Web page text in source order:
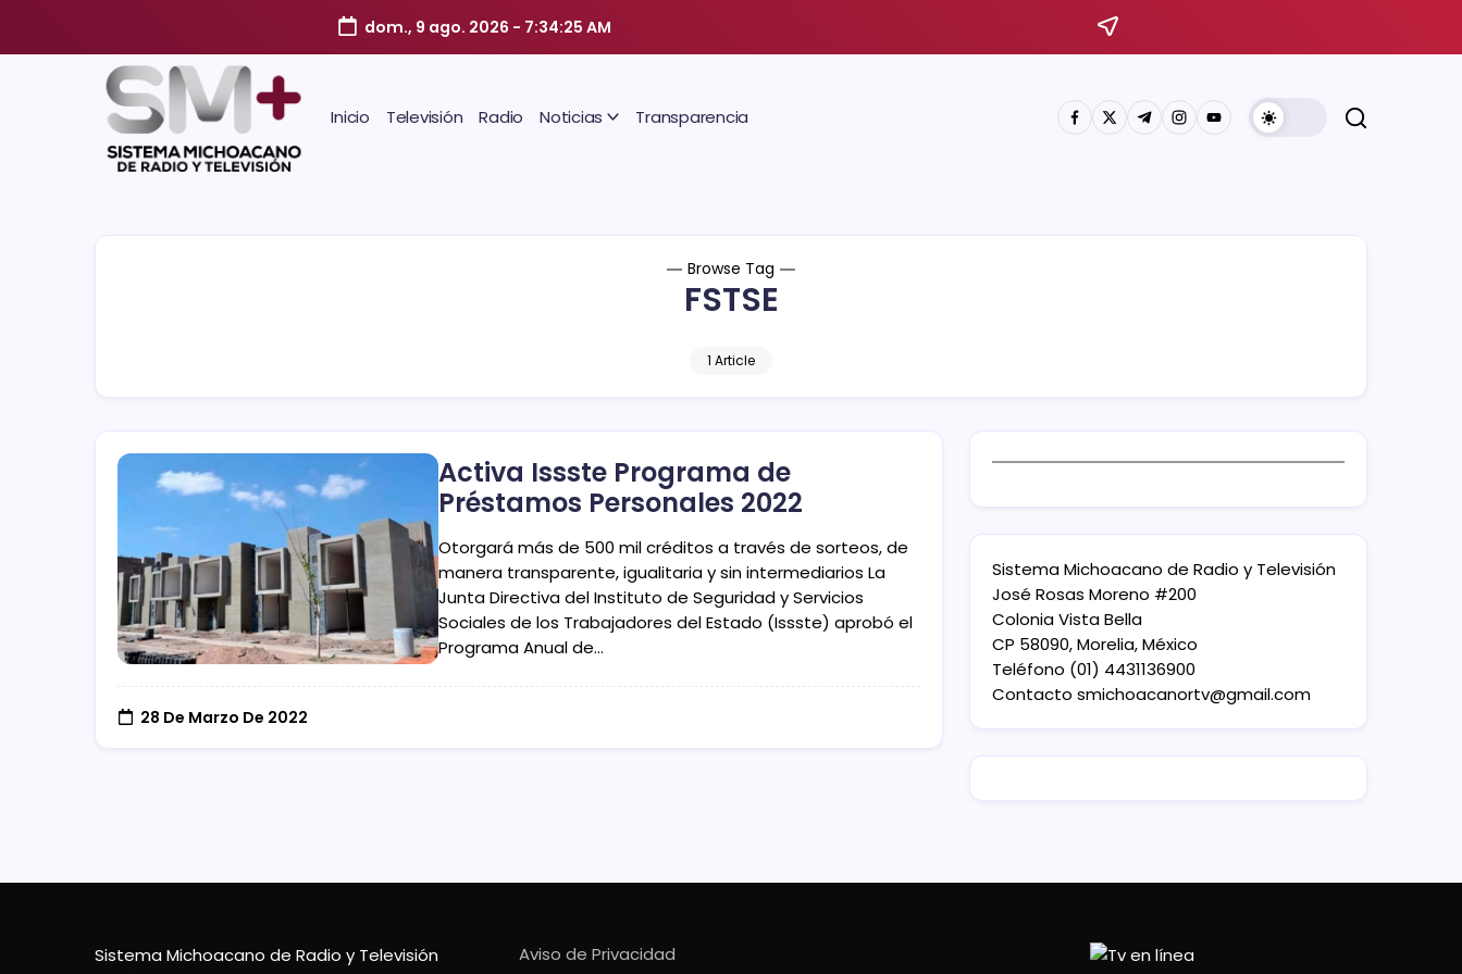
dom., 9 ago. 2026 - 7:34:26 AM
Inicio Televisión Radio Noticias Transparencia
Browse Tag
FSTSE
1 Article
Activa Issste Programa de
Préstamos Personales 2022
Otorgará más de 500 mil créditos a través de sorteos, de
manera transparente, igualitaria y sin intermediarios La
Junta Directiva del Instituto de Seguridad y Servicios
Sociales de los Trabajadores del Estado (Issste) aprobó el
Programa Anual de…
28 De Marzo De 2022
Sistema Michoacano de Radio y Televisión
José Rosas Moreno #200
Colonia Vista Bella
CP 58090, Morelia, México
Teléfono (01) 4431136900
Contacto smichoacanortv@gmail.com
Sistema Michoacano de Radio y Televisión
Aviso de Privacidad